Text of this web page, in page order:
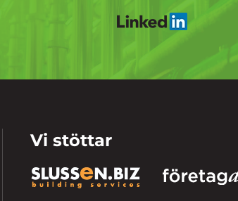
Vi stöttar